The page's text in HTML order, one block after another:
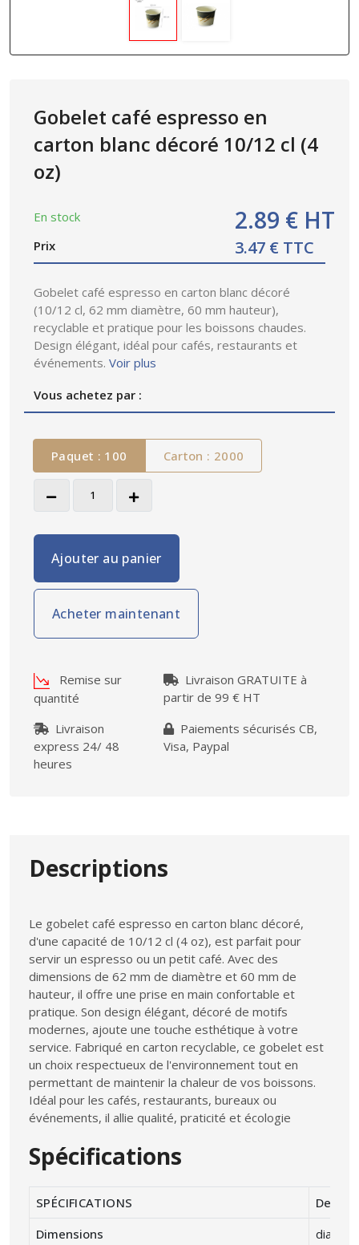
Gobelet café espresso en
carton blanc décoré 10/12 cl (4
oz)
En stock
Prix
2.89 € HT
3.47 € TTC
Gobelet café espresso en carton blanc décoré
(10/12 cl, 62 mm diamètre, 60 mm hauteur),
recyclable et pratique pour les boissons chaudes.
Design élégant, idéal pour cafés, restaurants et
événements. Voir plus
Vous achetez par :
Paquet : 100 Carton : 2000
Ajouter au panier
Acheter maintenant
Remise sur
quantité
Livraison GRATUITE à
partir de 99 € HT
Livraison
express 24/ 48
heures
Paiements sécurisés CB,
Visa, Paypal
Descriptions
Le gobelet café espresso en carton blanc décoré,
d'une capacité de 10/12 cl (4 oz), est parfait pour
servir un espresso ou un petit café. Avec des
dimensions de 62 mm de diamètre et 60 mm de
hauteur, il offre une prise en main confortable et
pratique. Son design élégant, décoré de motifs
modernes, ajoute une touche esthétique à votre
service. Fabriqué en carton recyclable, ce gobelet est
un choix respectueux de l'environnement tout en
permettant de maintenir la chaleur de vos boissons.
Idéal pour les cafés, restaurants, bureaux ou
événements, il allie qualité, praticité et écologie
Spécifications
SPÉCIFICATIONS
Dimensions